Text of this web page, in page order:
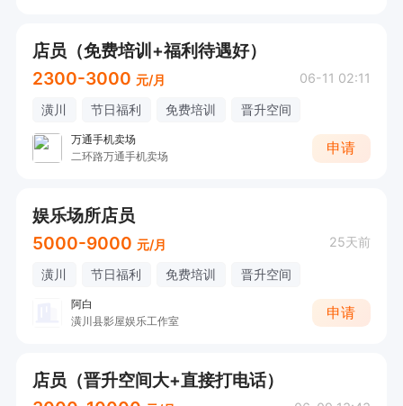
店员（免费培训+福利待遇好）
2300-3000 元/月 06-11 02:11
潢川 节日福利 免费培训 晋升空间
万通手机卖场
二环路万通手机卖场
申请
娱乐场所店员
5000-9000 元/月 25天前
潢川 节日福利 免费培训 晋升空间
阿白
潢川县影屋娱乐工作室
申请
店员（晋升空间大+直接打电话）